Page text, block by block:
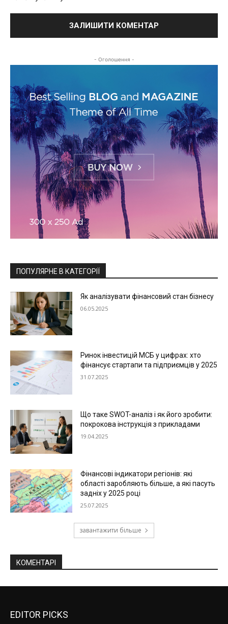
- Оголошення -
ПОПУЛЯРНЕ В КАТЕГОРІЇ
Як аналізувати фінансовий стан бізнесу
06.05.2025
Ринок інвестицій МСБ у цифрах: хто
фінансує стартапи та підприємців у 2025
31.07.2025
Що таке SWOT-аналіз і як його зробити:
покрокова інструкція з прикладами
19.04.2025
Фінансові індикатори регіонів: які
області заробляють більше, а які пасуть
задніх у 2025 році
25.07.2025
завантажити більше
КОМЕНТАРІ
EDITOR PICKS